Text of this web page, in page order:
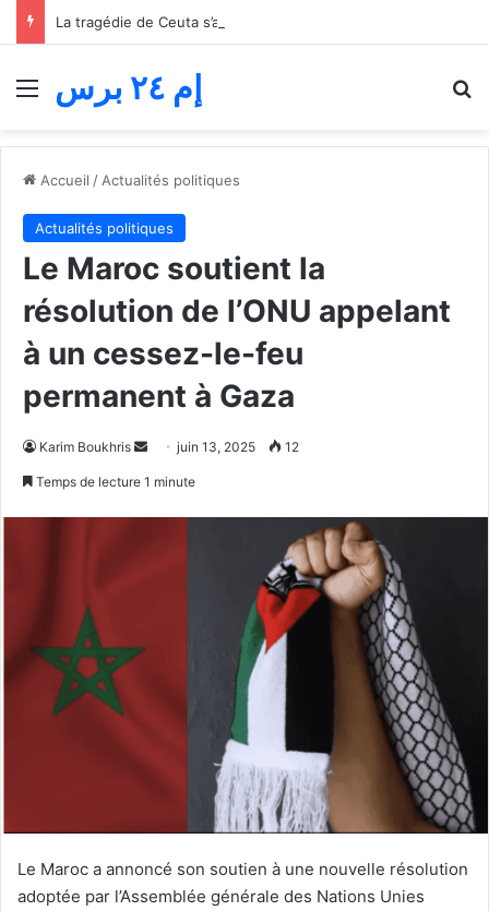
Menu إم ٢٤ برس
Accueil / Actualités politiques
Actualités politiques
Le Maroc soutient la
résolution de l’ONU appelant
à un cessez-le-feu
permanent à Gaza
Karim Boukhris
Envoyerjuin 13, 2025 12
Temps de lecture 1 minute
Le Maroc a annoncé son soutien à une nouvelle résolution
adoptée par l’Assemblée générale des Nations Unies